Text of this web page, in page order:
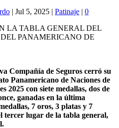
| Jul 5, 2025 | Patinaje | 0
Compañía de Seguros cerró su
Panamericano de Naciones de
2025 con siete medallas, dos de
ganadas en la última
7 oros, 3 platas y 7
tercer lugar de la tabla general,